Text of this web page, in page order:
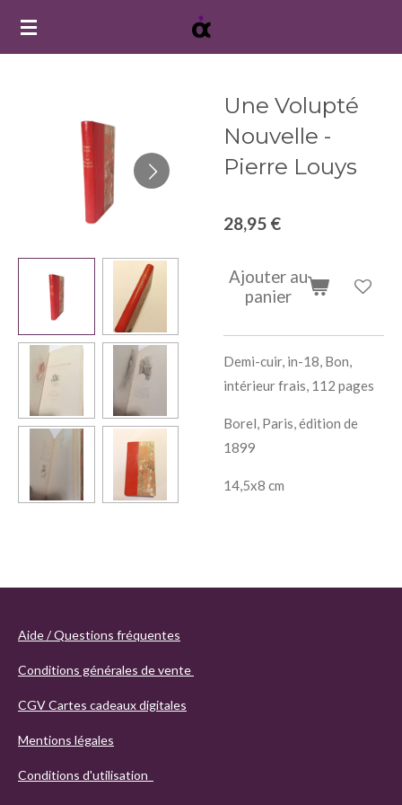
Passer
Une Volupté
Nouvelle -
Pierre Louys
28,95 €
Ajouter au
panier
Demi-cuir, in-18, Bon,
intérieur frais, 112 pages
Borel, Paris, édition de
1899
14,5x8 cm
Aide / Questions fréquentes
Conditions générales de vente
CGV Cartes cadeaux digitales
Mentions légales
Conditions d'utilisation